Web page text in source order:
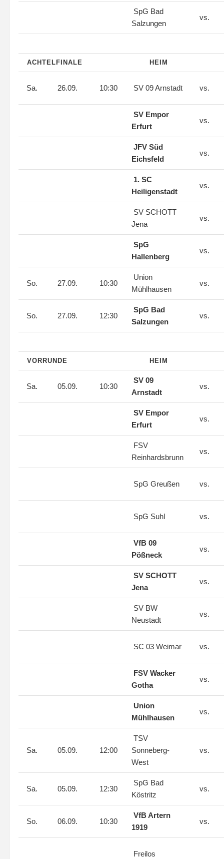
SpG Bad
Salzungen
vs.
ACHTELFINALE HEIM
Sa. 26.09. 10:30 SV 09 Arnstadt vs.
SV Empor
Erfurt
vs.
JFV Süd
Eichsfeld
vs.
1. SC
Heiligenstadt
vs.
SV SCHOTT
Jena
vs.
SpG
Hallenberg
vs.
So. 27.09. 10:30
Union
Mühlhausen
vs.
So. 27.09. 12:30
SpG Bad
Salzungen
vs.
VORRUNDE HEIM
Sa. 05.09. 10:30
SV 09
Arnstadt
vs.
SV Empor
Erfurt
vs.
FSV
Reinhardsbrunn
vs.
SpG Greußen vs.
SpG Suhl vs.
VfB 09
Pößneck
vs.
SV SCHOTT
Jena
vs.
SV BW
Neustadt
vs.
SC 03 Weimar vs.
FSV Wacker
Gotha
vs.
Union
Mühlhausen
vs.
Sa. 05.09. 12:00
TSV
Sonneberg-
West
vs.
Sa. 05.09. 12:30
SpG Bad
Köstritz
vs.
So. 06.09. 10:30
VfB Artern
1919
vs.
Freilos